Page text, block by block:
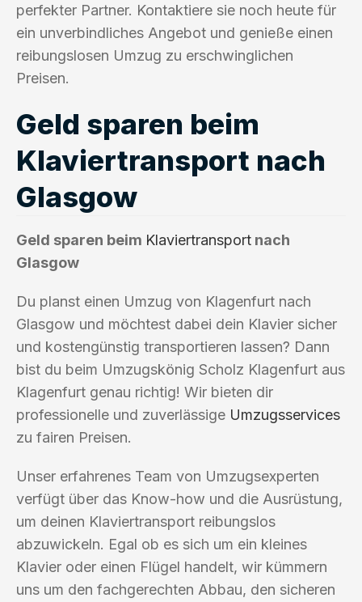
perfekter Partner. Kontaktiere sie noch heute für
ein unverbindliches Angebot und genieße einen
reibungslosen Umzug zu erschwinglichen
Preisen.
Geld sparen beim
Klaviertransport nach
Glasgow
Geld sparen beim Klaviertransport nach
Glasgow
Du planst einen Umzug von Klagenfurt nach
Glasgow und möchtest dabei dein Klavier sicher
und kostengünstig transportieren lassen? Dann
bist du beim Umzugskönig Scholz Klagenfurt aus
Klagenfurt genau richtig! Wir bieten dir
professionelle und zuverlässige Umzugsservices
zu fairen Preisen.
Unser erfahrenes Team von Umzugsexperten
verfügt über das Know-how und die Ausrüstung,
um deinen Klaviertransport reibungslos
abzuwickeln. Egal ob es sich um ein kleines
Klavier oder einen Flügel handelt, wir kümmern
uns um den fachgerechten Abbau, den sicheren